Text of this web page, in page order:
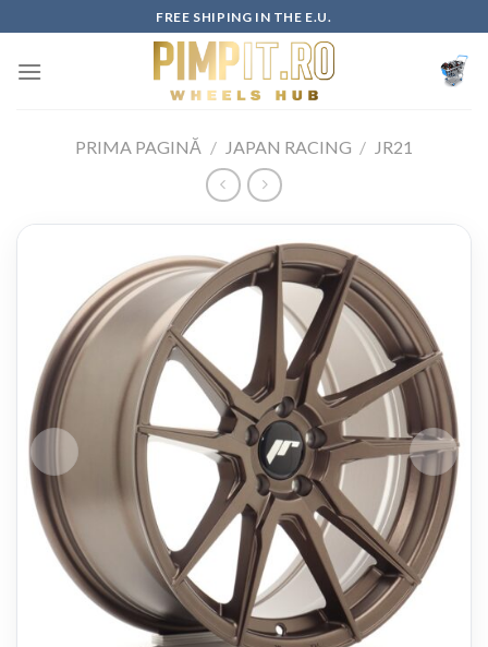
to
content
FREE SHIPING IN THE E.U.
PRIMA PAGINĂ / JAPAN RACING / JR21